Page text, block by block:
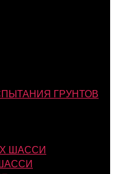
ГРУНТОВ
ШАССИ